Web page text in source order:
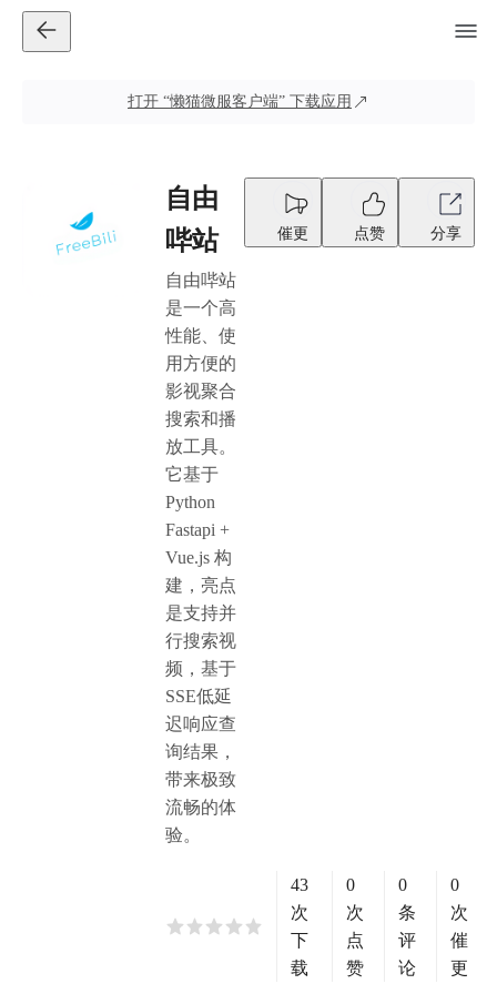
打开 “懒猫微服客户端” 下载应用
自由
哔站
自由哔站
是一个高
性能、使
用方便的
影视聚合
搜索和播
放工具。
它基于
Python
Fastapi +
Vue.js 构
建，亮点
是支持并
行搜索视
频，基于
SSE低延
迟响应查
询结果，
带来极致
流畅的体
验。
催更 点赞 分享
43
次
下
载
0
次
点
赞
0
条
评
论
0
次
催
更